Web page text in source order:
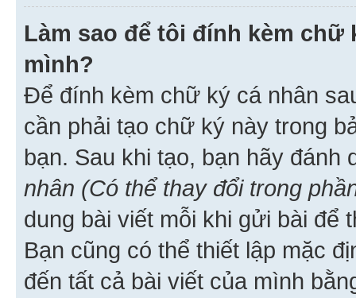
Làm sao để tôi đính kèm chữ
mình?
Để đính kèm chữ ký cá nhân
cần phải tạo chữ ký này trong
bạn. Sau khi tạo, bạn hãy
nhân (Có thể thay đổi trong
dung bài viết mỗi khi gửi bài để
Bạn cũng có thể thiết lập mặc
đến tất cả bài viết của mình